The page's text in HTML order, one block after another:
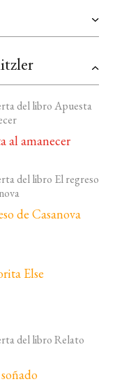
al amanecer
de Casanova
Else